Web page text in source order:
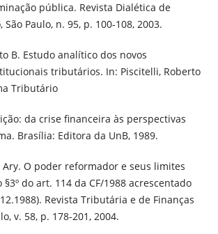
pública. Revista Dialética de
Paulo, n. 95, p. 100-108, 2003.
B. Estudo analítico dos novos
tributários. In: Piscitelli, Roberto
Tributário
da crise financeira às perspectivas
Brasília: Editora da UnB, 1989.
Ary. O poder reformador e seus limites
do art. 114 da CF/1988 acrescentado
Revista Tributária e de Finanças
v. 58, p. 178-201, 2004.